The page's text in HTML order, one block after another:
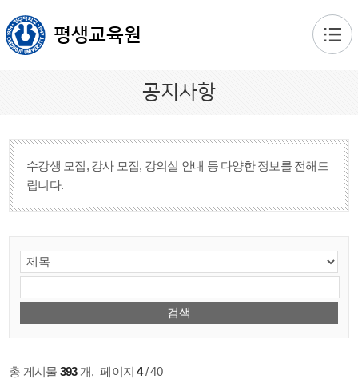
평생교육원
공지사항
수강생 모집, 강사 모집, 강의실 안내 등 다양한 정보를 전해드
립니다.
총 게시물 393개, 페이지4/ 40